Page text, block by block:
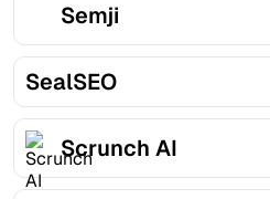
Semji
SealSEO
Scrunch AI